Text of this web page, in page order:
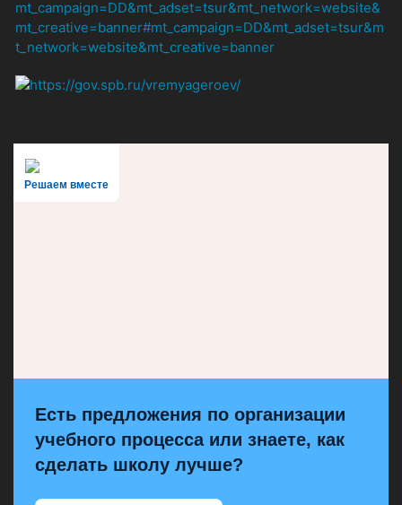
Решаем вместе
Есть предложения по организации
учебного процесса или знаете, как
сделать школу лучше?